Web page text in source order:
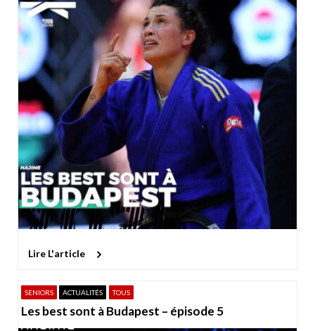
Lire L'article
SENIORS ACTUALITÉS TOUS
Les best sont à Budapest – épisode 5